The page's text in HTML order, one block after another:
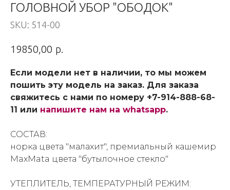
ГОЛОВНОЙ УБОР "ОБОДОК"
SKU: 514-00
19850,00 р.
Если модели нет в наличии, то мы можем
пошить эту модель на заказ. Для заказа
свяжитесь с нами по номеру +7-914-888-68-
11 или напишите нам на whatsapp.
СОСТАВ:
норка цвета "малахит", премиальный кашемир
MaxMata цвета "бутылочное стекло"
УТЕПЛИТЕЛЬ, ТЕМПЕРАТУРНЫЙ РЕЖИМ: